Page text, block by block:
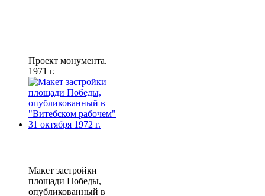
Проект монумента.
1971 г.
Макет застройки
площади Победы,
опубликованный в